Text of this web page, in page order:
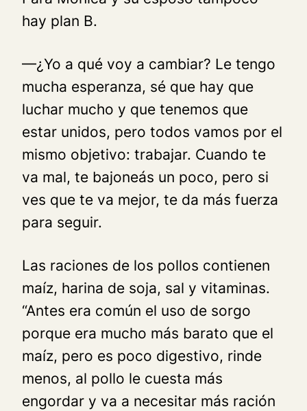
hay plan B.
—¿Yo a qué voy a cambiar? Le tengo
mucha esperanza, sé que hay que
luchar mucho y que tenemos que
estar unidos, pero todos vamos por el
mismo objetivo: trabajar. Cuando te
va mal, te bajoneás un poco, pero si
ves que te va mejor, te da más fuerza
para seguir.
Las raciones de los pollos contienen
maíz, harina de soja, sal y vitaminas.
“Antes era común el uso de sorgo
porque era mucho más barato que el
maíz, pero es poco digestivo, rinde
menos, al pollo le cuesta más
engordar y va a necesitar más ración